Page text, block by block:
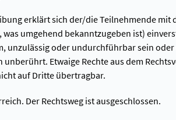
erklärt sich der/die Teilnehmende
umgehend bekanntzugeben ist)
unzulässig oder undurchführbar sein
Etwaige Rechte aus dem
auf Dritte übertragbar.
Der Rechtsweg ist ausgeschlossen.